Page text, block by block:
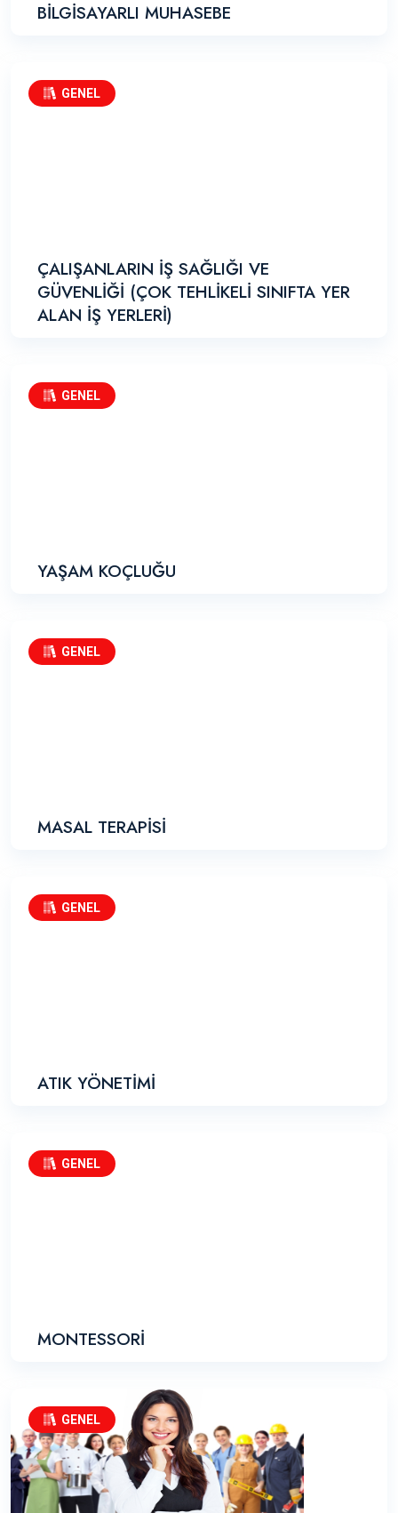
BİLGİSAYARLI MUHASEBE
GENEL
ÇALIŞANLARIN İŞ SAĞLIĞI VE
GÜVENLİĞİ (ÇOK TEHLİKELİ SINIFTA YER
ALAN İŞ YERLERİ)
GENEL
YAŞAM KOÇLUĞU
GENEL
MASAL TERAPİSİ
GENEL
ATIK YÖNETİMİ
GENEL
MONTESSORİ
GENEL